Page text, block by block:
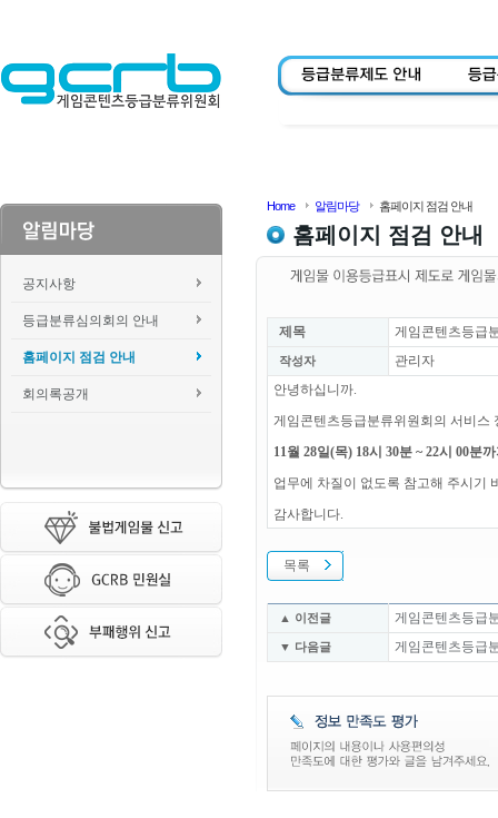
공지사항
등급분류심의회의 안내
홈페이지 점검 안내
회의록공개
Home 알림마당 홈페이지 점검 안내
홈페이지 점검 안내
제목 게임콘텐츠등급
작성자
관리자
안녕하십니까.
게임콘텐츠등급분류위원회의 서비스
11월 28일(목) 18시 30분 ~ 22시 00분
업무에 차질이 없도록 참고해 주시기
감사합니다.
목록
▲ 이전글 게임콘텐츠등급
▼ 다음글 게임콘텐츠등급